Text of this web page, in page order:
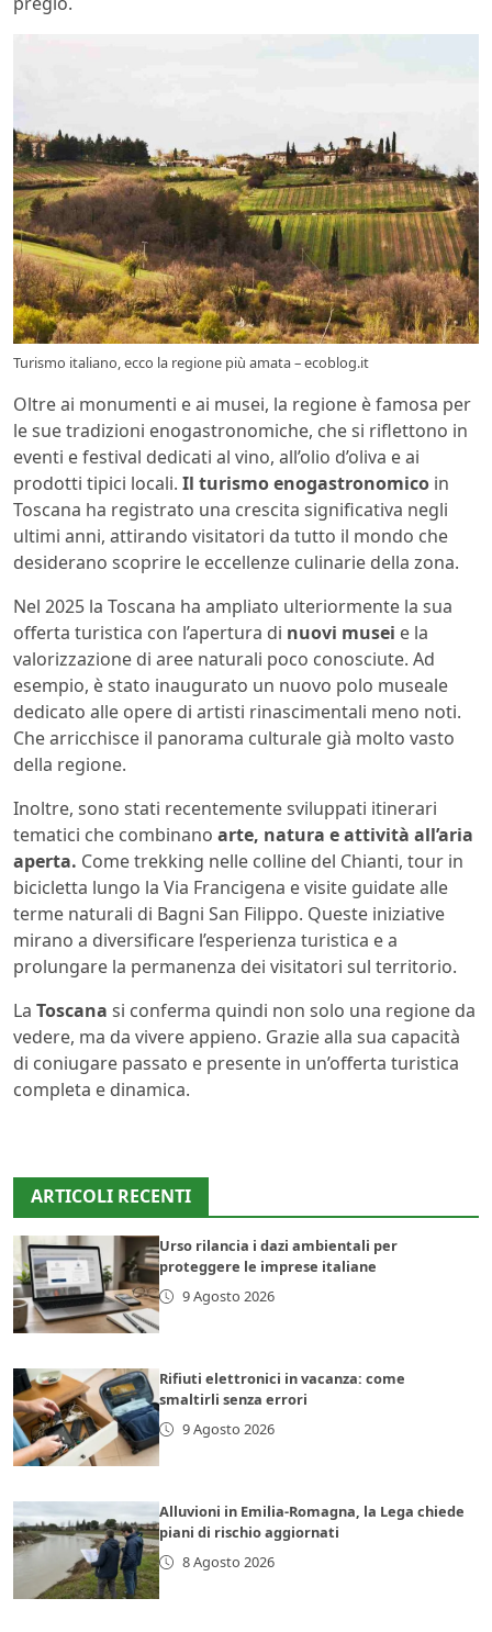
Turismo italiano, ecco la regione più amata – ecoblog.it
Oltre ai monumenti e ai musei, la regione è famosa per
le sue tradizioni enogastronomiche, che si riflettono in
eventi e festival dedicati al vino, all’olio d’oliva e ai
prodotti tipici locali. Il turismo enogastronomico in
Toscana ha registrato una crescita significativa negli
ultimi anni, attirando visitatori da tutto il mondo che
desiderano scoprire le eccellenze culinarie della zona.
Nel 2025 la Toscana ha ampliato ulteriormente la sua
offerta turistica con l’apertura di nuovi musei e la
valorizzazione di aree naturali poco conosciute. Ad
esempio, è stato inaugurato un nuovo polo museale
dedicato alle opere di artisti rinascimentali meno noti.
Che arricchisce il panorama culturale già molto vasto
della regione.
Inoltre, sono stati recentemente sviluppati itinerari
tematici che combinano arte, natura e attività all’aria
aperta. Come trekking nelle colline del Chianti, tour in
bicicletta lungo la Via Francigena e visite guidate alle
terme naturali di Bagni San Filippo. Queste iniziative
mirano a diversificare l’esperienza turistica e a
prolungare la permanenza dei visitatori sul territorio.
La Toscana si conferma quindi non solo una regione da
vedere, ma da vivere appieno. Grazie alla sua capacità
di coniugare passato e presente in un’offerta turistica
completa e dinamica.
ARTICOLI RECENTI
Urso rilancia i dazi ambientali per
proteggere le imprese italiane
9 Agosto 2026
Rifiuti elettronici in vacanza: come
smaltirli senza errori
9 Agosto 2026
Alluvioni in Emilia-Romagna, la Lega chiede
piani di rischio aggiornati
8 Agosto 2026